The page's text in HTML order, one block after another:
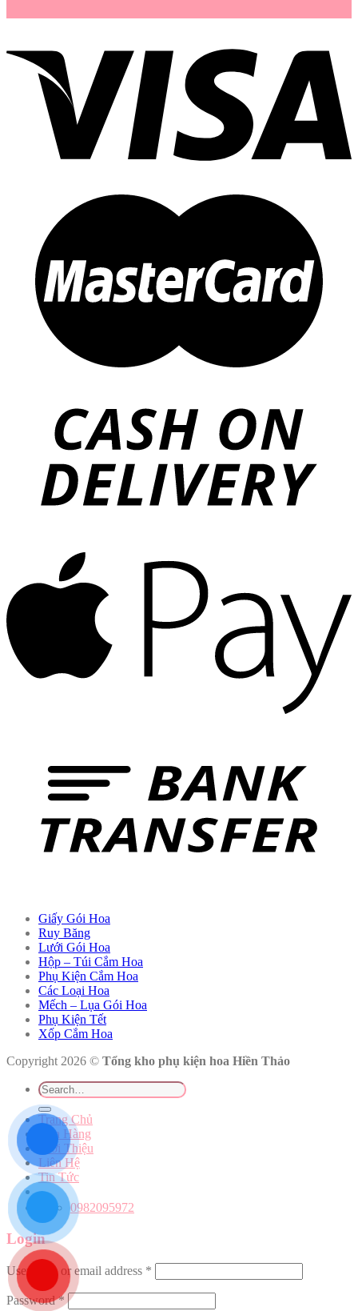
Giấy Gói Hoa
Ruy Băng
Lưới Gói Hoa
Hộp – Túi Cắm Hoa
Phụ Kiện Cắm Hoa
Các Loại Hoa
Mếch – Lụa Gói Hoa
Phụ Kiện Tết
Xốp Cắm Hoa
Copyright 2026 © Tổng kho phụ kiện hoa Hiền Thảo
Search
for:
Trang Chủ
Cửa Hàng
Giới Thiệu
Liên Hệ
Tin Tức
0982095972
Login
Username or email address *
Password*